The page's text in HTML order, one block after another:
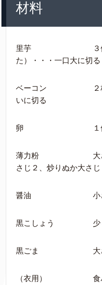
材料
里芋 ３個（皮
た）・・・一口大に切る
ベーコン ２枚 ・
いに切る
卵 １
薄力粉 大さじ３
さじ２、炒りぬか大さじ
醤油 小さ
黒こしょう 少
黒ごま 大さ
（衣用） 食パン